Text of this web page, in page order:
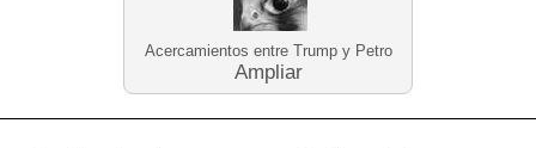
Acercamientos entre Trump y Petro
Ampliar